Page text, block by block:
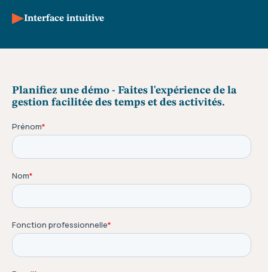
Interface intuitive
Planifiez une démo - Faites l'expérience de la
gestion facilitée des temps et des activités.